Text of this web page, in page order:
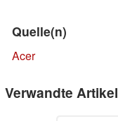
Quelle(n)
Acer
Verwandte Artikel